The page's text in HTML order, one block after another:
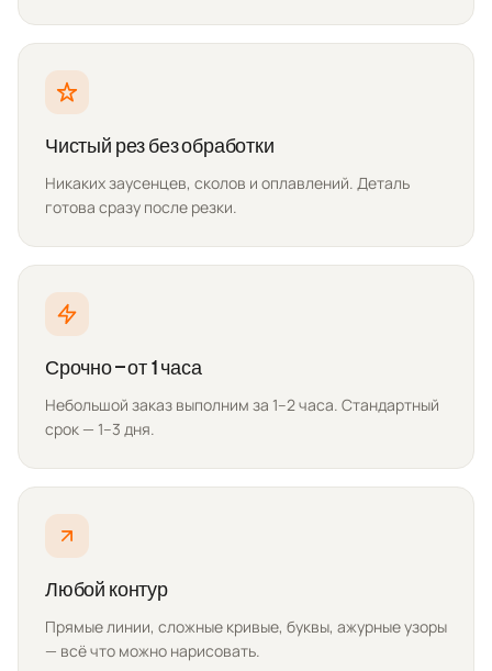
Чистый рез без обработки
Никаких заусенцев, сколов и оплавлений. Деталь
готова сразу после резки.
Срочно — от 1 часа
Небольшой заказ выполним за 1–2 часа. Стандартный
срок — 1–3 дня.
Любой контур
Прямые линии, сложные кривые, буквы, ажурные узоры
— всё что можно нарисовать.